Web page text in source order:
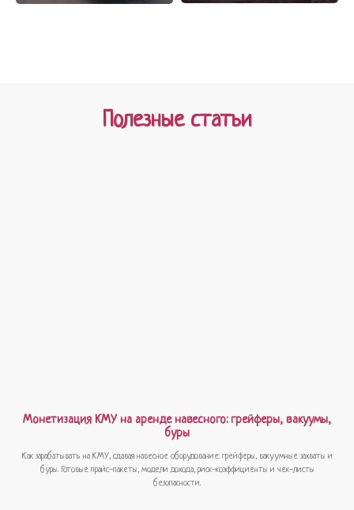
Полезные статьи
Монетизация КМУ на аренде навесного: грейферы, вакуумы,
буры
Как зарабатывать на КМУ, сдавая навесное оборудование: грейферы, вакуумные захваты и
буры. Готовые прайс-пакеты, модели дохода, риск-коэффициенты и чек-листы
безопасности.